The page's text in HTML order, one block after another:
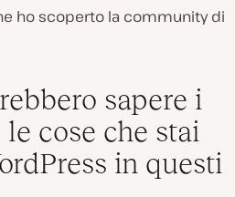
ho scoperto la community di
sapere i
cose che stai
in questi